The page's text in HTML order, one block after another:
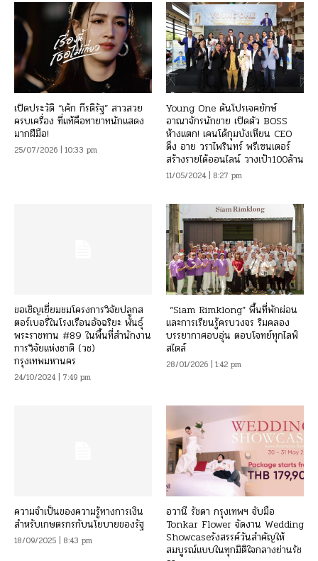
เปิดประวัติ “เค้ก กีรติรัฐ” สาวสวย
ครบเครื่อง ที่แท้คือทายาทนักแสดง
มากฝีมือ!
25/07/2026 | 10:33 pm
Young One ดันโปรเจคยักษ์
อาณาจักรนักขาย เปิดตัว BOSS
ห้างแตก! เคนโด้กุมบังเหียน CEO
ดึง อาย วราไพรินทร์ พรีเซนเตอร์
สร้างรายได้ออนไลน์ วางเป้า100ล้าน
11/05/2024 | 8:27 pm
ขอเชิญเยี่ยมชมโครงการวิจัยปลูกส
ตอร์เบอรี่ในโรงเรือนอัจฉริยะ พันธุ์
พระราชทาน #89 ในพื้นที่สำนักงาน
การวิจัยแห่งชาติ (วช)
กรุงเทพมหานคร
24/10/2024 | 7:49 pm
“Siam Rimklong” พื้นที่พักผ่อน
และการเรียนรู้ครบวงจร ริมคลอง
บรรยากาศอบอุ่น ตอบโจทย์ทุกไลฟ์
สไตล์
28/01/2026 | 1:42 pm
ความจำเป็นของความรู้ทางการเงิน
สำหรับเกษตรกรกับนโยบายของรัฐ
18/09/2025 | 8:43 pm
อวานี รัชดา กรุงเทพฯ จับมือ
Tonkar Flower จัดงาน Wedding
Showcaseรังสรรค์วันสำคัญให้
สมบูรณ์แบบในทุกมิติใจกลางย่านรัช